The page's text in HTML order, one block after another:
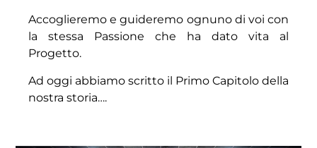
Accoglieremo e guideremo ognuno di voi con
la stessa Passione che ha dato vita al
Progetto.
Ad oggi abbiamo scritto il Primo Capitolo della
nostra storia….